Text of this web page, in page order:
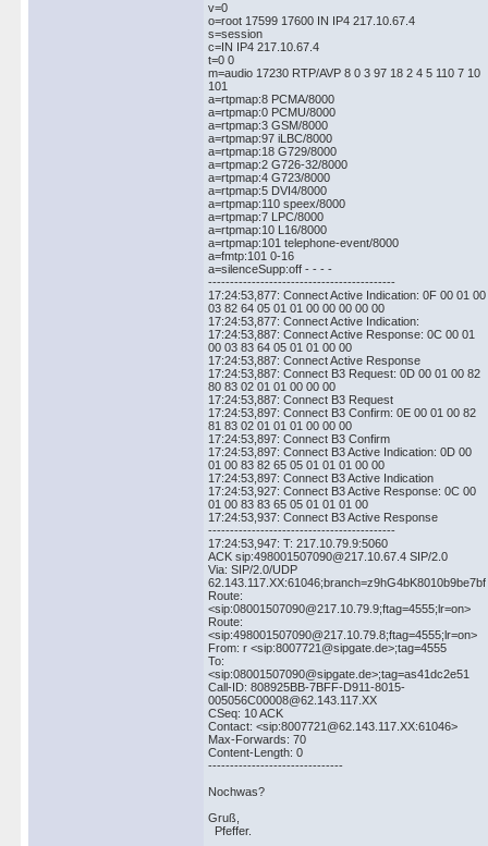
v=0
o=root 17599 17600 IN IP4 217.10.67.4
s=session
c=IN IP4 217.10.67.4
t=0 0
m=audio 17230 RTP/AVP 8 0 3 97 18 2 4 5 110 7 10
101
a=rtpmap:8 PCMA/8000
a=rtpmap:0 PCMU/8000
a=rtpmap:3 GSM/8000
a=rtpmap:97 iLBC/8000
a=rtpmap:18 G729/8000
a=rtpmap:2 G726-32/8000
a=rtpmap:4 G723/8000
a=rtpmap:5 DVI4/8000
a=rtpmap:110 speex/8000
a=rtpmap:7 LPC/8000
a=rtpmap:10 L16/8000
a=rtpmap:101 telephone-event/8000
a=fmtp:101 0-16
a=silenceSupp:off - - - -
-------------------------------------------
17:24:53,877: Connect Active Indication: 0F 00 01 00
03 82 64 05 01 01 00 00 00 00 00
17:24:53,877: Connect Active Indication:
17:24:53,887: Connect Active Response: 0C 00 01
00 03 83 64 05 01 01 00 00
17:24:53,887: Connect Active Response
17:24:53,887: Connect B3 Request: 0D 00 01 00 82
80 83 02 01 01 00 00 00
17:24:53,887: Connect B3 Request
17:24:53,897: Connect B3 Confirm: 0E 00 01 00 82
81 83 02 01 01 01 00 00 00
17:24:53,897: Connect B3 Confirm
17:24:53,897: Connect B3 Active Indication: 0D 00
01 00 83 82 65 05 01 01 01 00 00
17:24:53,897: Connect B3 Active Indication
17:24:53,927: Connect B3 Active Response: 0C 00
01 00 83 83 65 05 01 01 01 00
17:24:53,937: Connect B3 Active Response
-------------------------------------------
17:24:53,947: T: 217.10.79.9:5060
ACK sip:498001507090@217.10.67.4 SIP/2.0
Via: SIP/2.0/UDP
Route:
<sip:08001507090@217.10.79.9;ftag=4555;lr=on>
Route:
<sip:498001507090@217.10.79.8;ftag=4555;lr=on>
From: r <sip:8007721@sipgate.de>;tag=4555
To:
<sip:08001507090@sipgate.de>;tag=as41dc2e51
Call-ID: 808925BB-7BFF-D911-8015-
005056C00008@62.143.117.XX
CSeq: 10 ACK
Contact: <sip:8007721@62.143.117.XX:61046>
Max-Forwards: 70
Content-Length: 0
-------------------------------
Nochwas?
Gruß,
Pfeffer.